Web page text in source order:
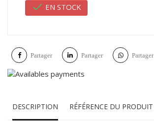
 EN STOCK
Partager Partager Partager
DESCRIPTION RÉFÉRENCE DU PRODUIT